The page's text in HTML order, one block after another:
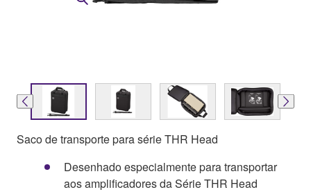
Saco de transporte para série THR Head
Desenhado especialmente para transportar
aos amplificadores da Série THR Head